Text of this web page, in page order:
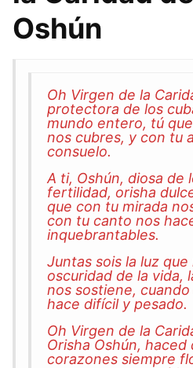
Oshún
Oh Virgen de la
protectora de los
mundo entero, tú
nos cubres, y con tu
consuelo.
A ti, Oshún, diosa de
fertilidad, orisha
que con tu mirada
con tu canto nos
inquebrantables.
Juntas sois la luz que
oscuridad de la vida,
nos sostiene,
hace difícil y pesado.
Oh Virgen de la
Orisha Oshún,
corazones siempre